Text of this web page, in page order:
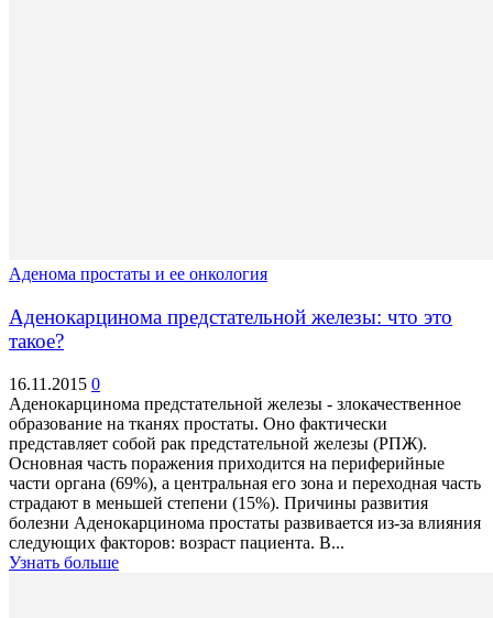
Аденома простаты и ее онкология
Аденокарцинома предстательной железы: что это
такое?
16.11.2015 0
Аденокарцинома предстательной железы - злокачественное
образование на тканях простаты. Оно фактически
представляет собой рак предстательной железы (РПЖ).
Основная часть поражения приходится на периферийные
части органа (69%), а центральная его зона и переходная часть
страдают в меньшей степени (15%). Причины развития
болезни Аденокарцинома простаты развивается из-за влияния
следующих факторов: возраст пациента. В...
Узнать больше